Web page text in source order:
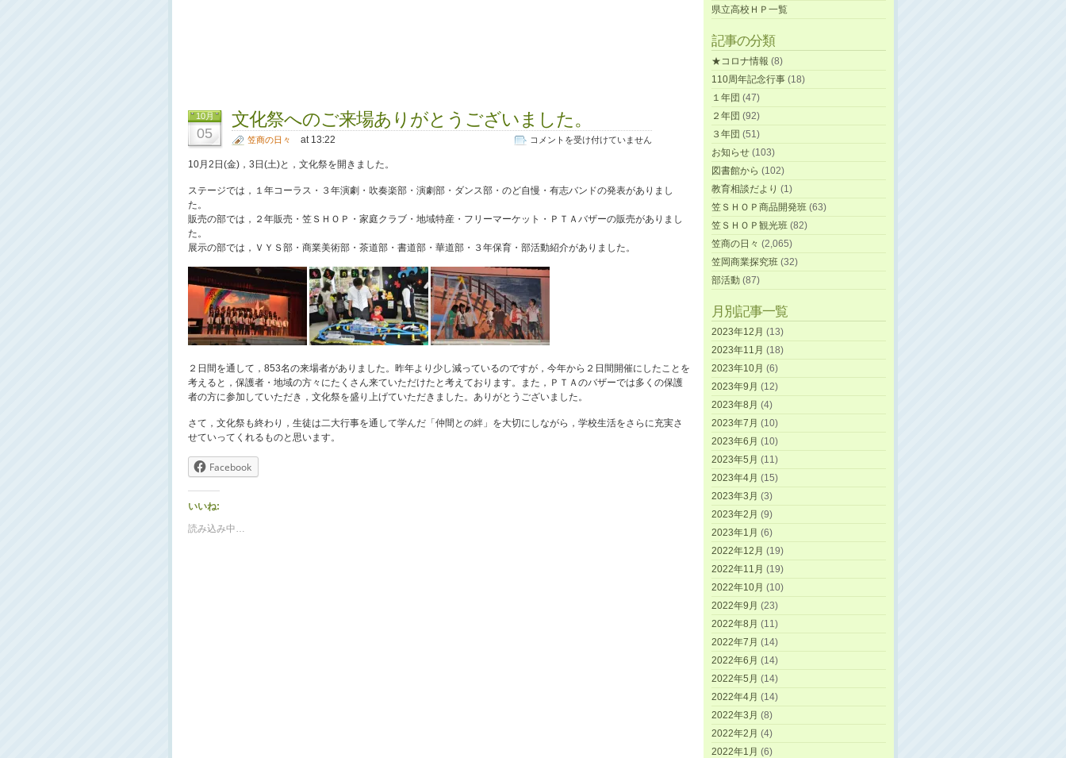
10月
05
文化祭へのご来場ありがとうございました。
at 13:22
笠商の日々
文
の
来
あ
り
が
と
う
ご
ざ
ま
し
た。
コメントを受け付けていません
10月2日(金)，3日(土)と，文化祭を開きました。
ステージでは，１年コーラス・３年演劇・吹奏楽部・演劇部・ダンス部・のど自慢・有志バンドの発表がありまし
た。
販売の部では，２年販売・笠ＳＨＯＰ・家庭クラブ・地域特産・フリーマーケット・ＰＴＡバザーの販売がありまし
た。
展示の部では，ＶＹＳ部・商業美術部・茶道部・書道部・華道部・３年保育・部活動紹介がありました。
２日間を通して，853名の来場者がありました。昨年より少し減っているのですが，今年から２日間開催にしたことを
考えると，保護者・地域の方々にたくさん来ていただけたと考えております。また，ＰＴＡのバザーでは多くの保護
者の方に参加していただき，文化祭を盛り上げていただきました。ありがとうございました。
さて，文化祭も終わり，生徒は二大行事を通して学んだ「仲間との絆」を大切にしながら，学校生活をさらに充実さ
せていってくれるものと思います。
Facebook
いいね:
読み込み中…
県立高校ＨＰ一覧
記事の分類
★コロナ情報 (8)
110周年記念行事 (18)
１年団 (47)
２年団 (92)
３年団 (51)
お知らせ (103)
図書館から (102)
教育相談だより (1)
笠ＳＨＯＰ商品開発班 (63)
笠ＳＨＯＰ観光班 (82)
笠商の日々 (2,065)
笠岡商業探究班 (32)
部活動 (87)
月別記事一覧
2023年12月 (13)
2023年11月 (18)
2023年10月 (6)
2023年9月 (12)
2023年8月 (4)
2023年7月 (10)
2023年6月 (10)
2023年5月 (11)
2023年4月 (15)
2023年3月 (3)
2023年2月 (9)
2023年1月 (6)
2022年12月 (19)
2022年11月 (19)
2022年10月 (10)
2022年9月 (23)
2022年8月 (11)
2022年7月 (14)
2022年6月 (14)
2022年5月 (14)
2022年4月 (14)
2022年3月 (8)
2022年2月 (4)
2022年1月 (6)